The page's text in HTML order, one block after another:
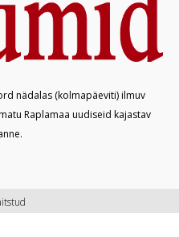
nädalas (kolmapäeviti) ilmuv
Raplamaa uudiseid kajastav